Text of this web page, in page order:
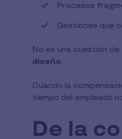
Procesos
Gestiones que
No es una cuestión
diseño.
Cuando la
tiempo del empleado
De la